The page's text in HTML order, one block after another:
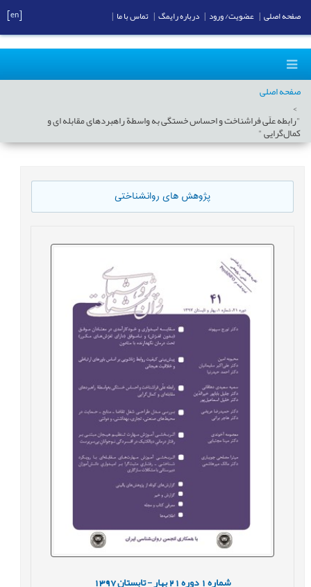
صفحه اصلی
"رابطه علّی فراشناخت و احساس خستگی به واسطة راهبردهای مقابله ای و
کمال‌گرایی "
پژوهش های روانشناختی
شماره1 دوره21 بهار - تابستان1397
صفحه اصلی عضویت/ ورود درباره رایمگ تماس با ما